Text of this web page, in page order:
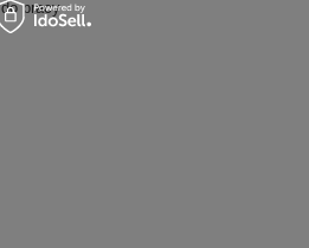
do pracy